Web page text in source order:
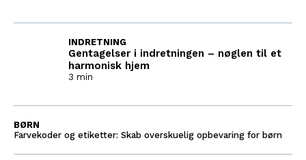
Gentagelser i indretningen – nøglen til et
harmonisk hjem
INDRETNING
3 min
Farvekoder og etiketter: Skab overskuelig opbevaring for børn
BØRN